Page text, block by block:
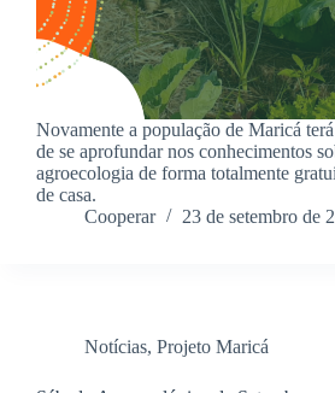
Novamente a população de Maricá
de se aprofundar nos conhecimentos
agroecologia de forma totalmente
de casa.
Cooperar
23 de setembro de
Notícias, Projeto Maricá